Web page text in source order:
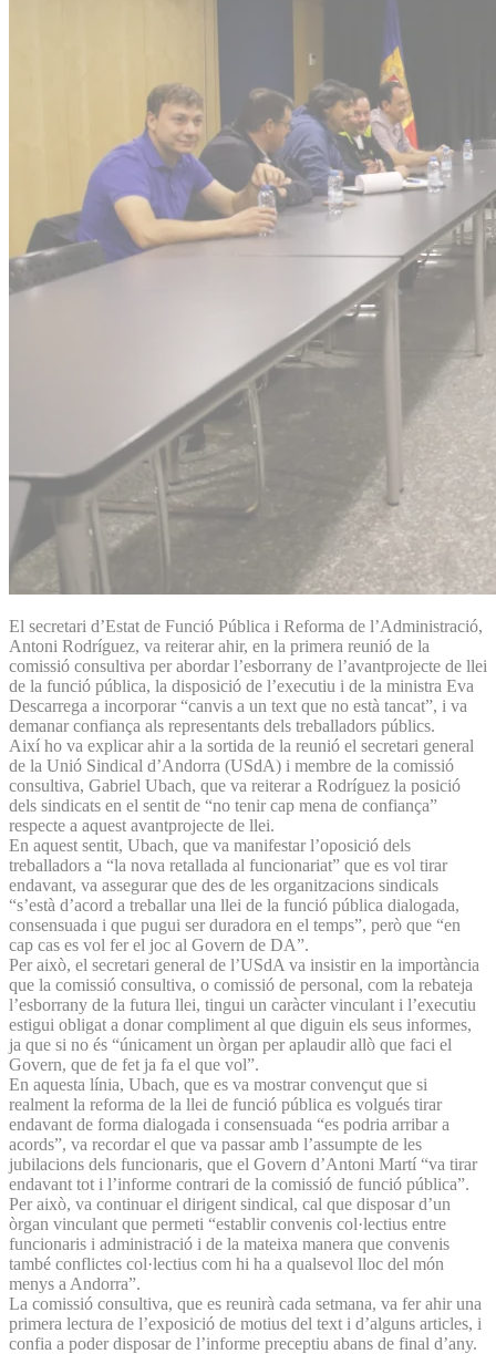
El secretari d’Estat de Funció Pública i Reforma de l’Administració,
Antoni Rodríguez, va rei­terar ahir, en la primera reunió de la
comissió consultiva per abordar l’esborrany de l’avantprojecte de llei
de la funció pública, la disposició de l’executiu i de la ministra Eva
Descarrega a incorporar “canvis a un text que no està tancat”, i va
demanar confiança als representants dels treballadors públics.
Així ho va explicar ahir a la sortida de la reunió el secretari general
de la Unió Sindical d’Andorra (USdA) i membre de la comissió
consultiva, Gabriel Ubach, que va reiterar a Rodríguez la posició
dels sindicats en el sentit de “no tenir cap mena de confiança”
respecte a aquest avantprojecte de llei.
En aquest sentit, Ubach, que va manifestar l’oposició dels
treballadors a “la nova retallada al funcionariat” que es vol tirar
endavant, va assegurar que des de les organitzacions sindicals
“s’està d’acord a treballar una llei de la funció pública dialogada,
consensuada i que pugui ser duradora en el temps”, però que “en
cap cas es vol fer el joc al Govern de DA”.
Per això, el secretari general de l’USdA va insistir en la importància
que la comissió consultiva, o comissió de personal, com la rebateja
l’esborrany de la futura llei, tingui un caràcter vinculant i l’executiu
estigui obligat a donar compliment al que diguin els seus informes,
ja que si no és “únicament un òrgan per aplaudir allò que faci el
Govern, que de fet ja fa el que vol”.
En aquesta línia, Ubach, que es va mostrar convençut que si
realment la reforma de la llei de funció pública es volgués tirar
endavant de forma dialogada i consensuada “es podria arribar a
acords”, va recordar el que va passar amb l’assumpte de les
jubilacions dels funcionaris, que el Govern d’Antoni Martí “va tirar
endavant tot i l’informe contrari de la comissió de funció pública”.
Per això, va continuar el dirigent sindical, cal que disposar d’un
òrgan vinculant que permeti “establir convenis col·lectius entre
funcionaris i administració i de la mateixa manera que convenis
també conflictes col·lectius com hi ha a qualsevol lloc del món
menys a Andorra”.
La comissió consultiva, que es reunirà cada setmana, va fer ahir una
primera lectura de l’exposició de motius del text i d’alguns articles, i
confia a poder disposar de l’informe preceptiu abans de final d’any.